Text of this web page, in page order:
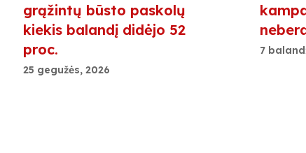
grąžintų būsto paskolų
kiekis balandį didėjo 52
proc.
25 gegužės, 2026
7